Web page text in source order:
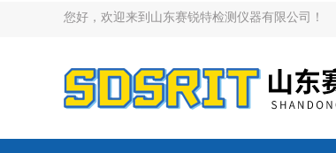
您好，欢迎来到山东赛锐特检测仪器有限公司！